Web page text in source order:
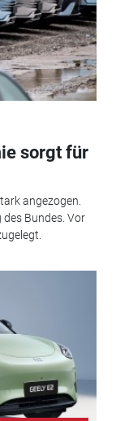
sorgt für
angezogen.
Bundes. Vor